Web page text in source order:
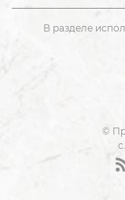
В разделе
©